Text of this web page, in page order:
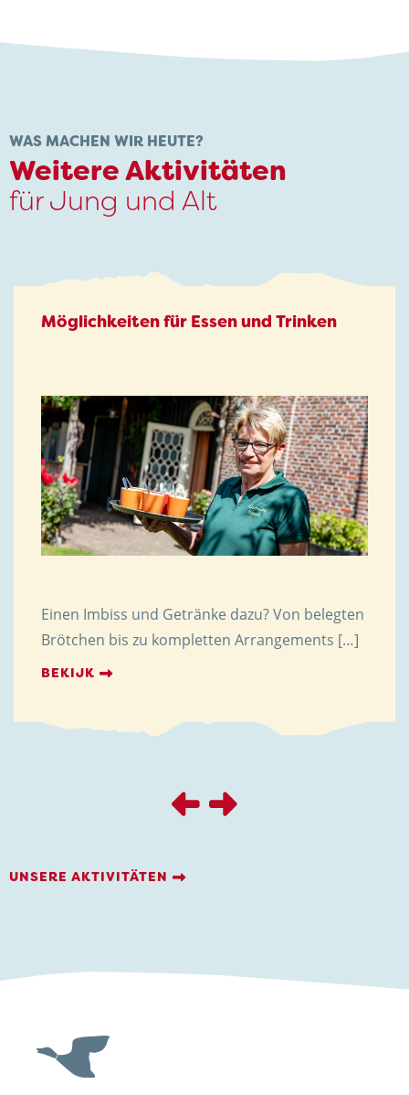
WAS MACHEN WIR HEUTE?
Weitere Aktivitäten
für Jung und Alt
Möglichkeiten für Essen und Trinken
Einen Imbiss und Getränke dazu? Von belegten
Brötchen bis zu kompletten Arrangements […]
BEKIJK
UNSERE AKTIVITÄTEN